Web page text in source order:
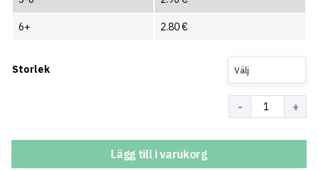
6+ 2.80€
Storlek Välj
Lägg till i varukorg